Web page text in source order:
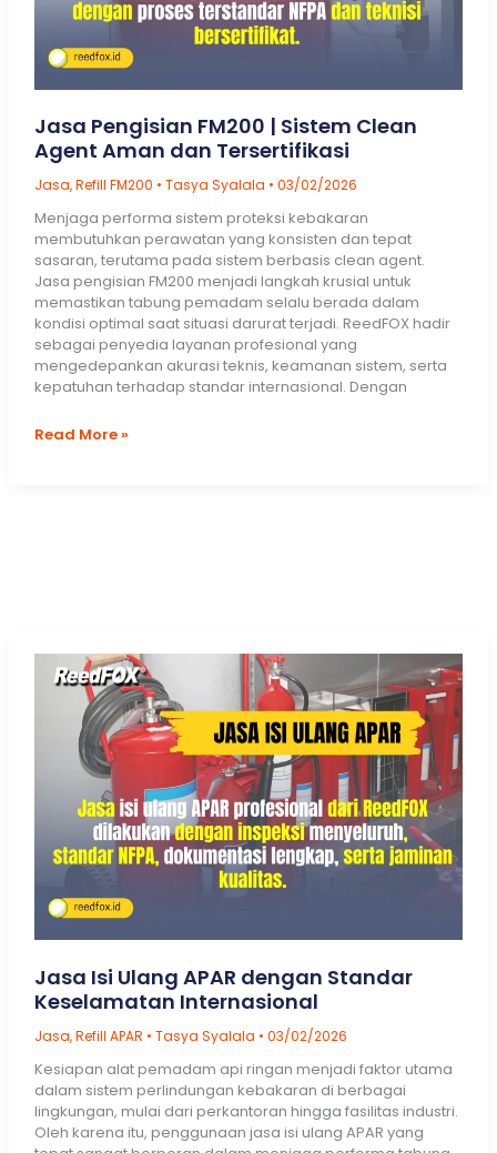
Jasa Pengisian FM200 | Sistem Clean
Agent Aman dan Tersertifikasi
Jasa,Refill FM200 • Tasya Syalala • 03/02/2026
Menjaga performa sistem proteksi kebakaran
membutuhkan perawatan yang konsisten dan tepat
sasaran, terutama pada sistem berbasis clean agent.
Jasa pengisian FM200 menjadi langkah krusial untuk
memastikan tabung pemadam selalu berada dalam
kondisi optimal saat situasi darurat terjadi. ReedFOX hadir
sebagai penyedia layanan profesional yang
mengedepankan akurasi teknis, keamanan sistem, serta
kepatuhan terhadap standar internasional. Dengan
Jasa
Read More »
Jasa Isi Ulang APAR dengan Standar
Keselamatan Internasional
Jasa,Refill APAR • Tasya Syalala • 03/02/2026
Kesiapan alat pemadam api ringan menjadi faktor utama
dalam sistem perlindungan kebakaran di berbagai
lingkungan, mulai dari perkantoran hingga fasilitas industri.
Oleh karena itu, penggunaan jasa isi ulang APAR yang